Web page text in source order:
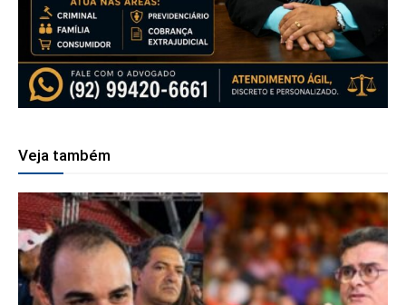
Veja também